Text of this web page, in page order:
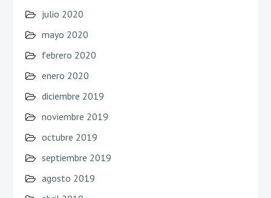
julio 2020
mayo 2020
febrero 2020
enero 2020
diciembre 2019
noviembre 2019
octubre 2019
septiembre 2019
agosto 2019